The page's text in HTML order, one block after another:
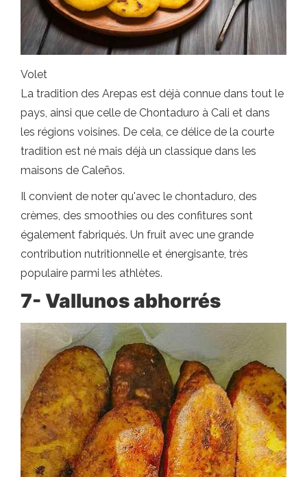
Volet
La tradition des Arepas est déjà connue dans tout le
pays, ainsi que celle de Chontaduro à Cali et dans
les régions voisines. De cela, ce délice de la courte
tradition est né mais déjà un classique dans les
maisons de Caleños.
Il convient de noter qu'avec le chontaduro, des
crèmes, des smoothies ou des confitures sont
également fabriqués. Un fruit avec une grande
contribution nutritionnelle et énergisante, très
populaire parmi les athlètes.
7- Vallunos abhorrés